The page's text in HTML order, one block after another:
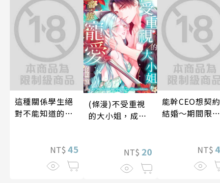
這種關係學生絕
對不能知道的
兩人是甜蜜的現
在進行式～ 04
NT$ 45
(條漫)不受重視
的大小姐，成了
NT$ 20
能幹CEO想契約
結婚～期間限定
NT$